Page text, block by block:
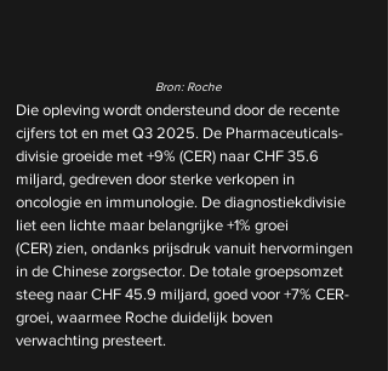
Bron: Roche
Die opleving wordt ondersteund door de recente
cijfers tot en met Q3 2025. De Pharmaceuticals-
divisie groeide met +9% (CER) naar CHF 35.6
miljard, gedreven door sterke verkopen in
oncologie en immunologie. De diagnostiekdivisie
liet een lichte maar belangrijke +1% groei
(CER) zien, ondanks prijsdruk vanuit hervormingen
in de Chinese zorgsector. De totale groepsomzet
steeg naar CHF 45.9 miljard, goed voor +7% CER-
groei, waarmee Roche duidelijk boven
verwachting presteert.